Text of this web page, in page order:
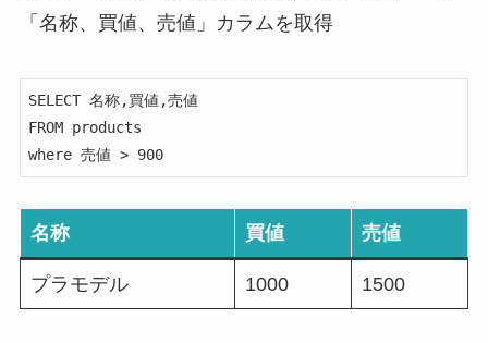
「 名称、買値、売値 」カラムを取得
SELECT 名称,買値,売値
FROM products
where 売値 > 900
名称 買値 売値
プラモデル 1000 1500